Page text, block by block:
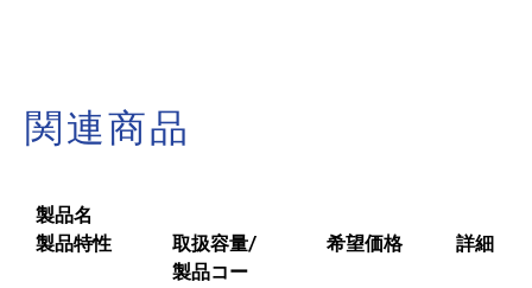
関連商品
製品名
製品特性
取扱容量/
製品コー
希望価格 詳細